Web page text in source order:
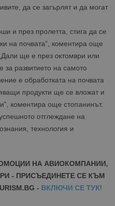
да се загърлят и да могат
и през пролетта, стига да се
на почвата”, коментира още
ще е през октомври или
за развитието на самото
е обработката на почвата
продукти ще се вложат и
коментира още стопанинът.
отглеждане на
технология и
НА АВИОКОМПАНИИ,
- ПРИСЪЕДИНЕТЕ СЕ КЪМ
- ВКЛЮЧИ СЕ ТУК!